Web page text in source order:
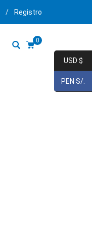
/ Registro
0
USD $
PEN S/.